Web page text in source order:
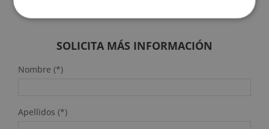
SOLICITA MÁS INFORMACIÓN
Nombre (*)
Apellidos (*)